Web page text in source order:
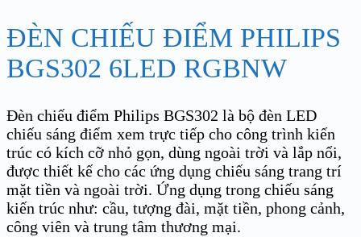
ĐÈN CHIẾU ĐIỂM PHILIPS
BGS302 6LED RGBNW
Đèn chiếu điểm Philips BGS302 là bộ đèn LED
chiếu sáng điểm xem trực tiếp cho công trình kiến
trúc có kích cỡ nhỏ gọn, dùng ngoài trời và lắp nổi,
được thiết kế cho các ứng dụng chiếu sáng trang trí
mặt tiền và ngoài trời. Ứng dụng trong chiếu sáng
kiến trúc như: cầu, tượng đài, mặt tiền, phong cảnh,
công viên và trung tâm thương mại.